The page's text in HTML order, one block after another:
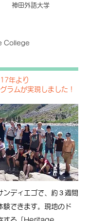
神田外語大学
College
年より
ラムが実現しました！
ンディエゴで、約３週間
験できます。現地のド